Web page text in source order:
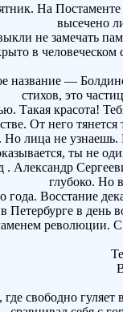
На
высечено
не замечать
в
—
стихов, это
Такая красота!
От него
лица не
ты не
глубоко. Но
года.
в день
революции. С
свободно